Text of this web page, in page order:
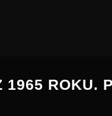
1965 ROKU.